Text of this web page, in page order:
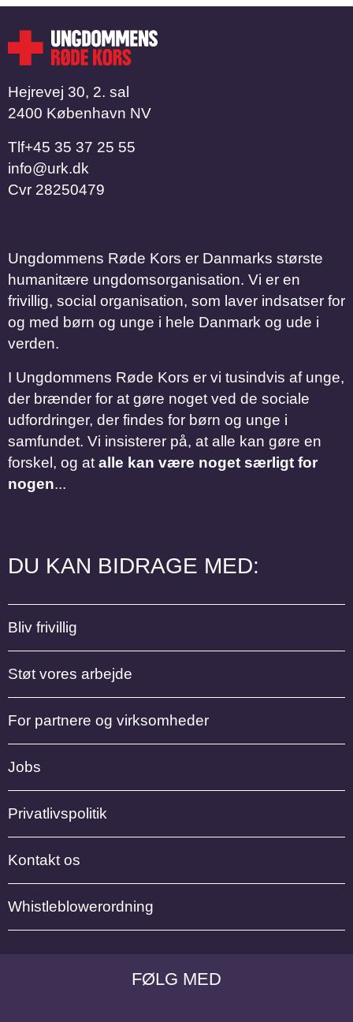
FØLG MED
Hejrevej 30, 2. sal
2400 København NV
Tlf​​​​​​​+45 35 37 25 55
info@urk.dk
Cvr 28250479
Ungdommens Røde Kors er Danmarks største
humanitære ungdomsorganisation. Vi er en
frivillig, social organisation, som laver indsatser for
og med børn og unge i hele Danmark og ude i
verden.
I Ungdommens Røde Kors er vi tusindvis af unge,
der brænder for at gøre noget ved de sociale
udfordringer, der findes for børn og unge i
samfundet. Vi insisterer på, at alle kan gøre en
forskel, og at alle kan være noget særligt for
nogen...
DU KAN BIDRAGE MED:
Bliv frivillig
Støt vores arbejde
For partnere og virksomheder
Jobs
Privatlivspolitik
Kontakt os
Whistleblowerordning